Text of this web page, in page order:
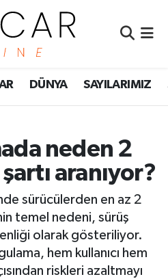
DÜNYA SAYILARIMIZ
neden 2
aranıyor?
sürücülerden en az 2
temel nedeni, sürüş
olarak gösteriliyor.
hem kullanıcı hem
riskleri azaltmayı
Haritası